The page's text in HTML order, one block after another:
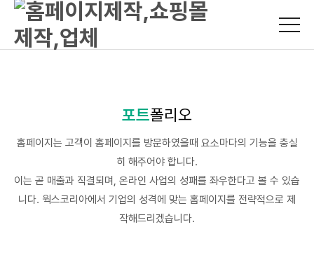
포트폴리오
홈페이지는 고객이 홈페이지를 방문하였을때 요소마다의 기능을 충실
히 해주어야 합니다.
이는 곧 매출과 직결되며, 온라인 사업의 성패를 좌우한다고 볼 수 있습
니다. 웍스코리아에서 기업의 성격에 맞는 홈페이지를 전략적으로 제
작해드리겠습니다.